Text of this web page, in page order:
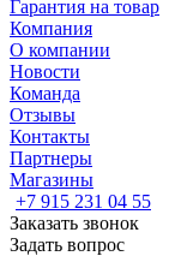
Гарантия на товар
Компания
О компании
Новости
Команда
Отзывы
Контакты
Партнеры
Магазины
+7 915 231 04 55
Заказать звонок
Задать вопрос